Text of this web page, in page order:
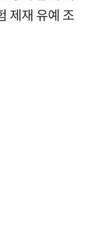
제재 유예 조